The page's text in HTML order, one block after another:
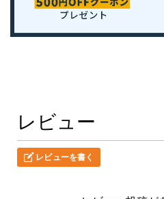
レビュー
レビューを書く